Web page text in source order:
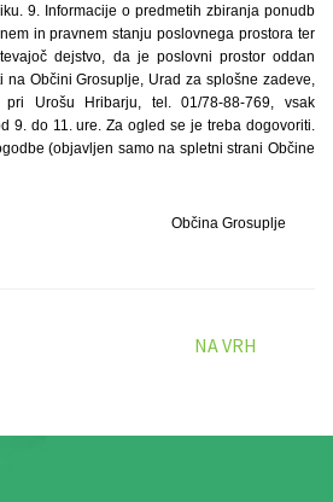
9. Informacije o predmetih zbiranja ponudb
in pravnem stanju poslovnega prostora ter
dejstvo, da je poslovni prostor oddan
na Občini Grosuplje, Urad za splošne zadeve,
Urošu Hribarju, tel. 01/78-88-769, vsak
9. do 11. ure. Za ogled se je treba dogovoriti.
(objavljen samo na spletni strani Občine
Občina Grosuplje
NA VRH